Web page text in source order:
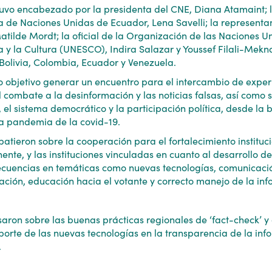
encabezado por la presidenta del CNE, Diana
de Naciones Unidas de Ecuador, Lena Savelli; la
Mordt; la oficial de la Organización de las Naciones
y la Cultura (UNESCO), Indira Salazar y Youssef Filali-
Colombia, Ecuador y Venezuela.
objetivo generar un encuentro para el intercambio de
a la desinformación y las noticias falsas, así como
el sistema democrático y la participación política, desde la
pandemia de la covid-19.
sobre la cooperación para el fortalecimiento
y las instituciones vinculadas en cuanto al desarrollo
en temáticas como nuevas tecnologías,
educación hacia el votante y correcto manejo de la
sobre las buenas prácticas regionales de ‘fact-check’
de las nuevas tecnologías en la transparencia de la